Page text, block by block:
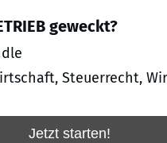
geweckt?
Steuerrecht,
Jetzt starten!